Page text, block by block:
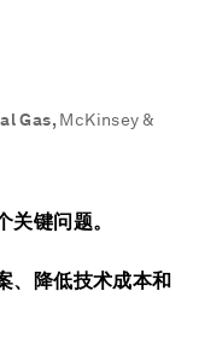
Gas, McKinsey &
键问题。
、降低技术成本和